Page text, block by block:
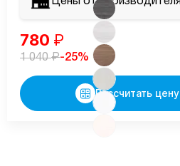
780 ₽
1 040₽-25%
Рассчитать цену